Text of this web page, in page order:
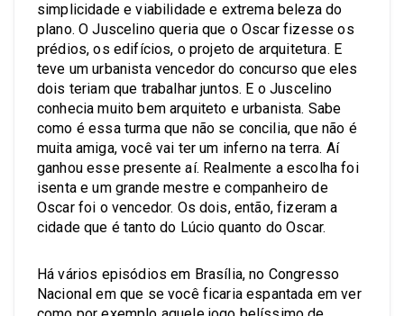
simplicidade e viabilidade e extrema beleza do
plano. O Juscelino queria que o Oscar fizesse os
prédios, os edifícios, o projeto de arquitetura. E
teve um urbanista vencedor do concurso que eles
dois teriam que trabalhar juntos. E o Juscelino
conhecia muito bem arquiteto e urbanista. Sabe
como é essa turma que não se concilia, que não é
muita amiga, você vai ter um inferno na terra. Aí
ganhou esse presente aí. Realmente a escolha foi
isenta e um grande mestre e companheiro de
Oscar foi o vencedor. Os dois, então, fizeram a
cidade que é tanto do Lúcio quanto do Oscar.
Há vários episódios em Brasília, no Congresso
Nacional em que se você ficaria espantada em ver